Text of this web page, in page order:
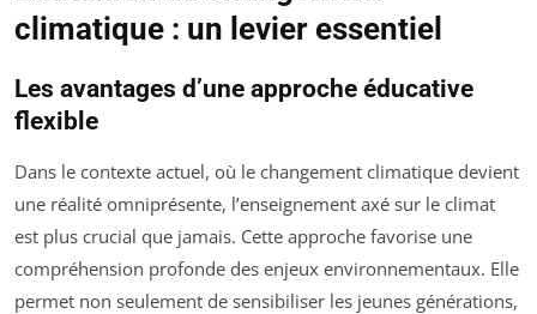
climatique : un levier essentiel
Les avantages d’une approche éducative
flexible
Dans le contexte actuel, où le changement climatique devient
une réalité omniprésente, l’enseignement axé sur le climat
est plus crucial que jamais. Cette approche favorise une
compréhension profonde des enjeux environnementaux. Elle
permet non seulement de sensibiliser les jeunes générations,